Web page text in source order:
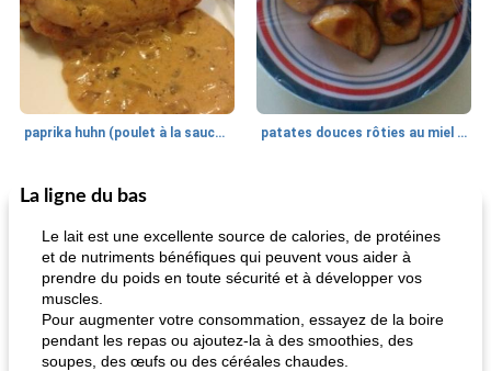
paprika huhn (poulet à la sauce paprika). patates douces rôties au miel / kumara
Petit déjeuner et brunch
La ligne du bas
Le lait est une excellente source de calories, de protéines
et de nutriments bénéfiques qui peuvent vous aider à
prendre du poids en toute sécurité et à développer vos
muscles.
Pour augmenter votre consommation, essayez de la boire
pendant les repas ou ajoutez-la à des smoothies, des
soupes, des œufs ou des céréales chaudes.